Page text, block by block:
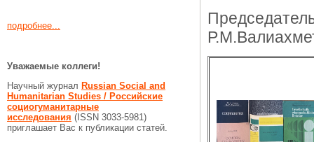
подробнее...
Уважаемые коллеги!
Научный журнал Russian Social and
Humanitarian Studies / Российские
социогуманитарные
исследования (ISSN 3033-5981)
приглашает Вас к публикации статей.